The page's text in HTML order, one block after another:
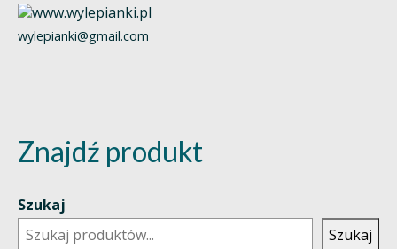
wylepianki@gmail.com
Znajdź produkt
Szukaj
Szukaj